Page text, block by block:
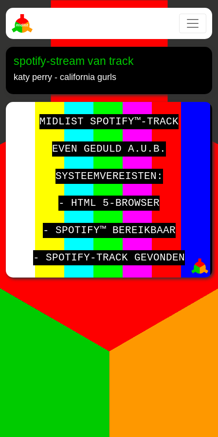
spotify-stream van track
katy perry - california gurls
MIDLIST SPOTIFY™-TRACK
EVEN GEDULD A.U.B.
SYSTEEMVEREISTEN:
- HTML 5-BROWSER
- SPOTIFY™ BEREIKBAAR
- SPOTIFY-TRACK GEVONDEN